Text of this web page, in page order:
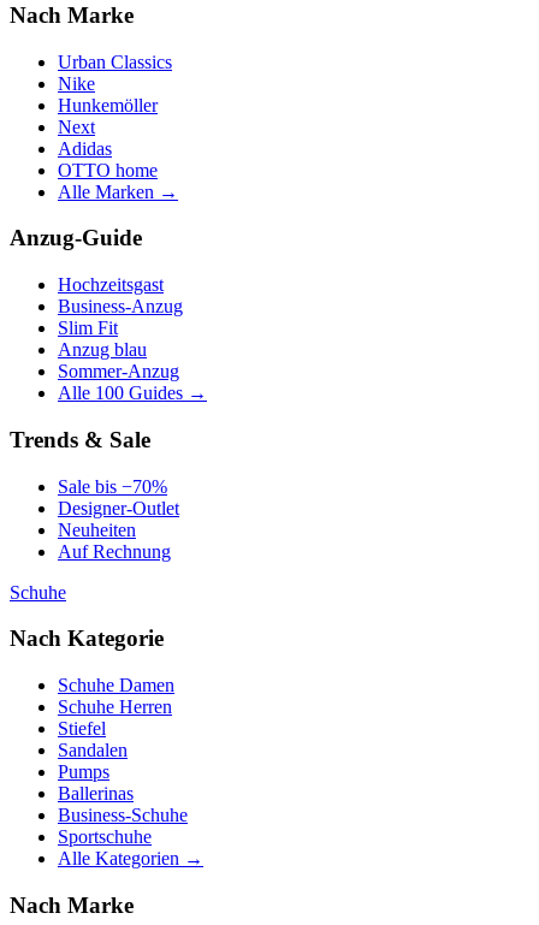
Nach Marke
Urban Classics
Nike
Hunkemöller
Next
Adidas
OTTO home
Alle Marken →
Anzug-Guide
Hochzeitsgast
Business-Anzug
Slim Fit
Anzug blau
Sommer-Anzug
Alle 100 Guides →
Trends & Sale
Sale bis −70%
Designer-Outlet
Neuheiten
Auf Rechnung
Schuhe
Nach Kategorie
Schuhe Damen
Schuhe Herren
Stiefel
Sandalen
Pumps
Ballerinas
Business-Schuhe
Sportschuhe
Alle Kategorien →
Nach Marke